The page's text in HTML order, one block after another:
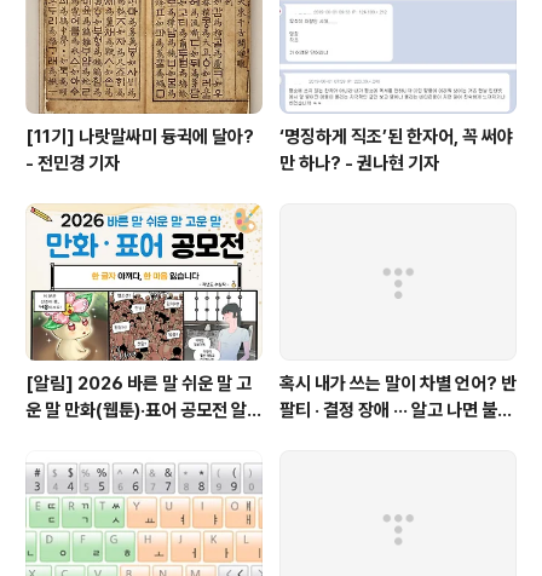
[11기] 나랏말싸미 듕귁에 달아?
- 전민경 기자
‘명징하게 직조’된 한자어, 꼭 써야
만 하나? - 권나현 기자
[알림] 2026 바른 말 쉬운 말 고
운 말 만화(웹툰)·표어 공모전 알림
혹시 내가 쓰는 말이 차별 언어? 반
팔티 · 결정 장애 ··· 알고 나면 불편